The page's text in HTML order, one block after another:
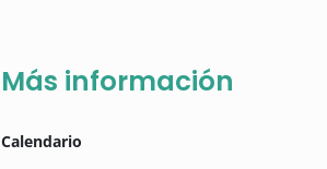
Más información
Calendario